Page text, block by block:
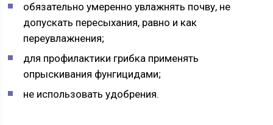
обязательно умеренно увлажнять почву, не
допускать пересыхания, равно и как
переувлажнения;
для профилактики грибка применять
опрыскивания фунгицидами;
не использовать удобрения.